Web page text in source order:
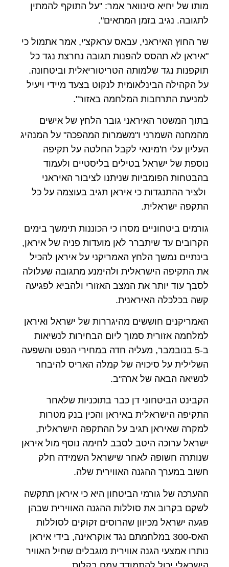
מותו של יחיא סינוואר אמר: "על התוקף להמתין
לתגובה. נגיב בזמן המתאים".
שר החוץ האיראני, עבאס עראקצ'י, אמר אתמול כי
"איראן לא תהסס להפנות תגובה נחרצת נגד כל
תוקפנות נגד שלמותה הטריטוריאלית וביטחונה.
על הקהילה הבינלאומית לנקוט בצעד מיידי ויעיל
למניעת התרחבות המלחמה באזור".
בתוך המשטר האיראני גובר הלחץ של אישים
מהמחנה השמרני ו"משמרות המהפכה" על המנהיג
העליון עלי ח'מינאי לקבל החלטה על תקיפה
נוספת של ישראל בטילים בליסטיים ולעמוד
בהבטחות הפומביות שניתנו לציבור האיראני
ולציר ההתנגדות כי איראן תגיב בעוצמה על כל
התקפה ישראלית.
גורמים ביטחוניים מסרו כי הכוננות תימשך בימים
הקרובים עד שיתברר לאן מועדות פניה של איראן,
בינתיים נמשך הלחץ האמריקני על איראן להכיל
את התקיפה הישראלית ולהימנע מתגובה שעלולה
לסבך עוד יותר את המצב האזורי ולהביא לפגיעה
קשה בכלכלה האיראנית.
האמריקנים חוששים מהיגררות של ישראל ואיראן
למלחמה אזורית סמוך ליום הבחירות לנשיאות
ב-5 בנובמבר, מעליה חדה במחירי הנפט והשפעה
השלילית על סיכויה של קמלה האריס להיבחר
לנשיאה הבאה של ארה"ב.
הקבינט הביטחוני דן כבר בתוכניות שלאחר
התקיפה הישראלית באיראן והכין בנק מטרות
למקרה שאיראן תגיב על ההתקפה הישראלית,
ישראל ערוכה היטב לסבב לחימה נוסף מול איראן
שנותרה חשופה לאחר שישראל השמידה חלק
חשוב במערך ההגנה האווירית שלה.
ההערכה של גורמי הביטחון היא כי איראן תתקשה
לשקם בקרוב את סוללות ההגנה האווירית שבהן
פגעה ישראל מכיוון שהרוסים זקוקים לסוללות
האס-300 במלחמתם נגד אוקראינה, בידי איראן
נותרו אמצעי הגנה אווירית מוגבלים שחיל האוויר